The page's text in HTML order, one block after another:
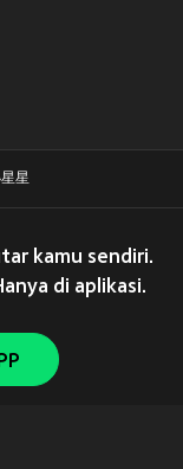
星
kamu sendiri.
di aplikasi.